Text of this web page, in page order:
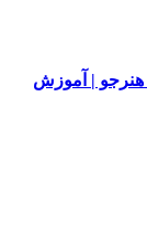
هنرجو | آموزش